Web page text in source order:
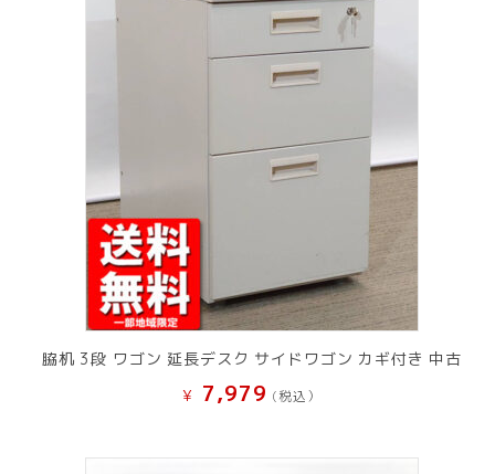
脇机 3段 ワゴン 延長デスク サイドワゴン カギ付き 中古
¥ 7,979 (税込）